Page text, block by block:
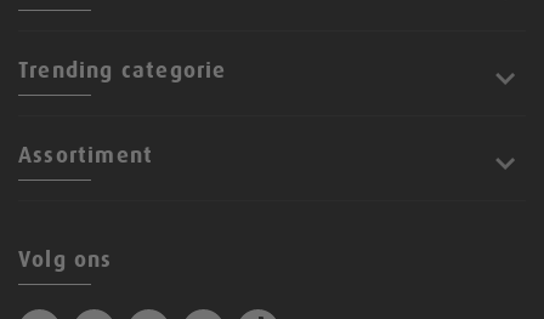
Trending categorie
Assortiment
Volg ons